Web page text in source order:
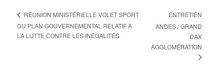
RÉUNION MINISTÉRIELLE VOLET SPORT
DU PLAN GOUVERNEMENTAL RELATIF À
LA LUTTE CONTRE LES INÉGALITÉS
ENTRETIEN
ANDES / GRAND
DAX
AGGLOMÉRATION